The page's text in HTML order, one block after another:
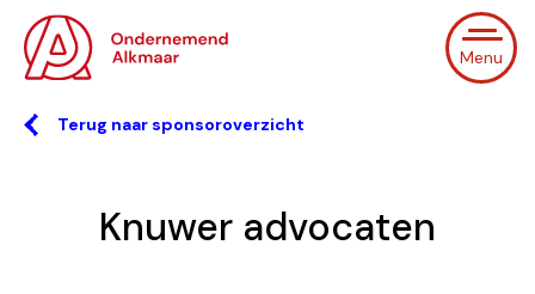
Menu
Terug naar sponsoroverzicht
Knuwer advocaten